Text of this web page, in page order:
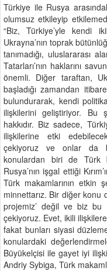
Türkiye ile Rusya
olumsuz etkileyip
“Biz, Türkiye’yle kendi
Ukrayna’nın toprak
tanımadığı, uluslararası
Tatarları’nın haklarını
önemli. Diğer taraftan,
başladığı zamandan
bulundurarak, kendi
ilişkilerini geliştiriyor. Bu
hakkıdır. Biz sadece,
ilişkilerine etki
çekiyoruz ve onlar da
konulardan biri de Türk
Rusya’nın işgal ettiği
Türk makamlarının etkin
minnettarız. Bir diğer konu
projemiz’ değil ve biz bu
çekiyoruz. Evet, ikili
fakat bunları siyasi
konulardaki
Büyükelçisi ile gayet iyi
Andriy Sybiga, Türk